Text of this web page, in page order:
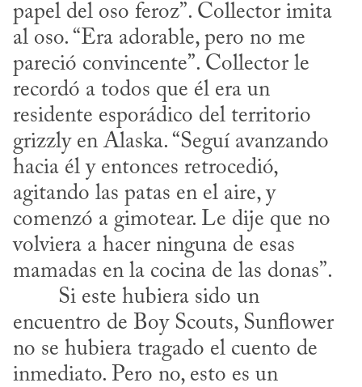
papel del oso feroz”. Collector imita
al oso. “Era adorable, pero no me
pareció convincente”. Collector le
recordó a todos que él era un
residente esporádico del territorio
grizzly en Alaska. “Seguí avanzando
hacia él y entonces retrocedió,
agitando las patas en el aire, y
comenzó a gimotear. Le dije que no
volviera a hacer ninguna de esas
mamadas en la cocina de las donas”.
encuentro de Boy Scouts, Sunflower
no se hubiera tragado el cuento de
inmediato. Pero no, esto es un